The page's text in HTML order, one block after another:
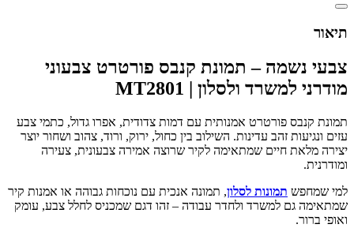
תיאור
צבעי נשמה – תמונת קנבס פורטרט צבעוני
מודרני למשרד ולסלון | MT2801
תמונת קנבס פורטרט אמנותית עם דמות צדודית, אפרו גדול, כתמי צבע
עזים ונגיעות זהב עדינות. השילוב בין כחול, ירוק, ורוד, צהוב ושחור יוצר
יצירה מלאת חיים שמתאימה לקיר שרוצה אמירה צבעונית, צעירה
ומודרנית.
למי שמחפש תמונות לסלון, תמונה אנכית עם נוכחות גבוהה או אמנות קיר
שמתאימה גם למשרד ולחדר עבודה – זהו דגם שמכניס לחלל צבע, עומק
ואופי ברור.